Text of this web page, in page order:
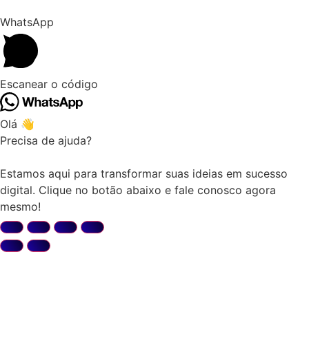
WhatsApp
Escanear o código
Olá 👋
Precisa de ajuda?
Estamos aqui para transformar suas ideias em sucesso
digital. Clique no botão abaixo e fale conosco agora
mesmo!